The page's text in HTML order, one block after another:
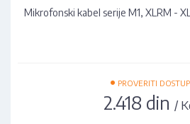
Mikrofonski kabel serije M1, XLRM -
• PROVERITI
2.418 din /